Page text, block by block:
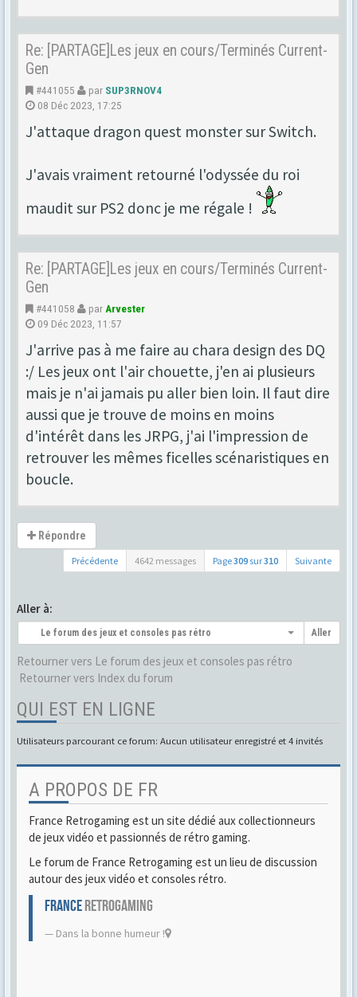
Re: [PARTAGE]Les jeux en cours/Terminés Current-
Gen
#441055 par SUP3RNOV4
08 Déc 2023, 17:25
J'attaque dragon quest monster sur Switch.
J'avais vraiment retourné l'odyssée du roi
maudit sur PS2 donc je me régale !
Re: [PARTAGE]Les jeux en cours/Terminés Current-
Gen
#441058 par Arvester
09 Déc 2023, 11:57
J'arrive pas à me faire au chara design des DQ
:/ Les jeux ont l'air chouette, j'en ai plusieurs
mais je n'ai jamais pu aller bien loin. Il faut dire
aussi que je trouve de moins en moins
d'intérêt dans les JRPG, j'ai l'impression de
retrouver les mêmes ficelles scénaristiques en
boucle.
Répondre
Précédente 4642 messages Page309 sur310 Suivante
Aller à:
Le forum des jeux et consoles pas rétro Aller
Retourner vers Le forum des jeux et consoles pas rétro
Retourner vers Index du forum
QUI EST EN LIGNE
Utilisateurs parcourant ce forum: Aucun utilisateur enregistré et 4 invités
A PROPOS DE FR
France Retrogaming est un site dédié aux collectionneurs
de jeux vidéo et passionnés de rétro gaming.
Le forum de France Retrogaming est un lieu de discussion
autour des jeux vidéo et consoles rétro.
FRANCERETROGAMING
Dans la bonne humeur !